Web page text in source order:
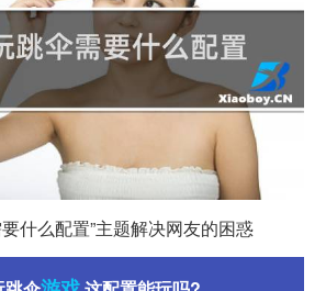
什么配置”主题解决网友的困惑